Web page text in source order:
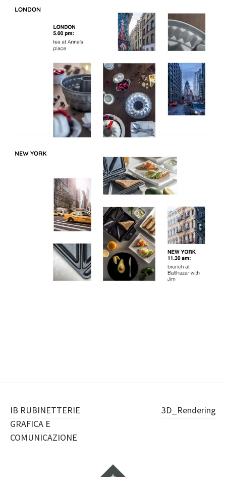
Navigazione
articolo
IB RUBINETTERIE
GRAFICA E
COMUNICAZIONE
3D_Rendering
Widget